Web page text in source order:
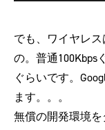
でも、ワイヤレ
の。普通100Kbps
ぐらいです。
ます。。。
無償の開発環境